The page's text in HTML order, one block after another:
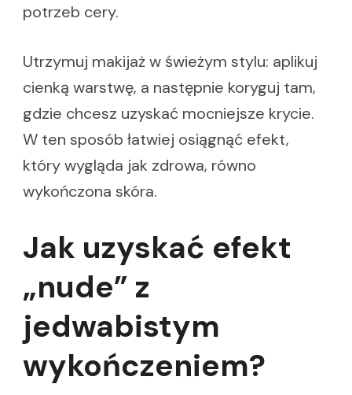
potrzeb cery.
Utrzymuj makijaż w świeżym stylu: aplikuj
cienką warstwę, a następnie koryguj tam,
gdzie chcesz uzyskać mocniejsze krycie.
W ten sposób łatwiej osiągnąć efekt,
który wygląda jak zdrowa, równo
wykończona skóra.
Jak uzyskać efekt
„nude” z
jedwabistym
wykończeniem?